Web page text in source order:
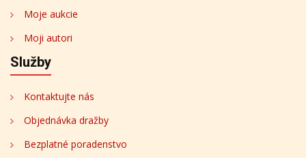
Moje aukcie
Moji autori
Služby
Kontaktujte nás
Objednávka dražby
Bezplatné poradenstvo